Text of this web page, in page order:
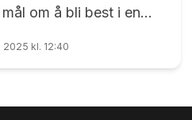
om å bli best i en
mer om Vetle, og
kan skrive gode
2025 kl. 12:40